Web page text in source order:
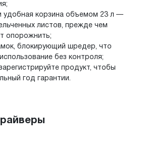
удобная корзина объемом 23 л —
листов, прежде чем
опорожнить;
блокирующий шредер, что
без контроля;
продукт, чтобы
год гарантии.